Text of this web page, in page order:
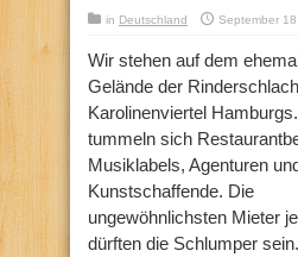
in Deutschland September
Wir stehen auf dem
Gelände der
Karolinenviertel
tummeln sich
Musiklabels, Agenturen
Kunstschaffende. Die
ungewöhnlichsten Mieter
dürften die Schlumper